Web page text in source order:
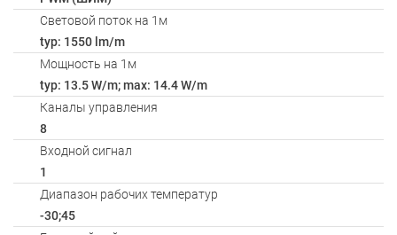
Световой поток на 1м
typ: 1550 lm/m
Мощность на 1м
typ: 13.5 W/m; max: 14.4 W/m
Каналы управления
8
Входной сигнал
1
Диапазон рабочих температур
-30;45